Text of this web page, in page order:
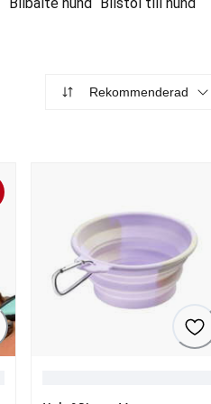
Rekommenderad